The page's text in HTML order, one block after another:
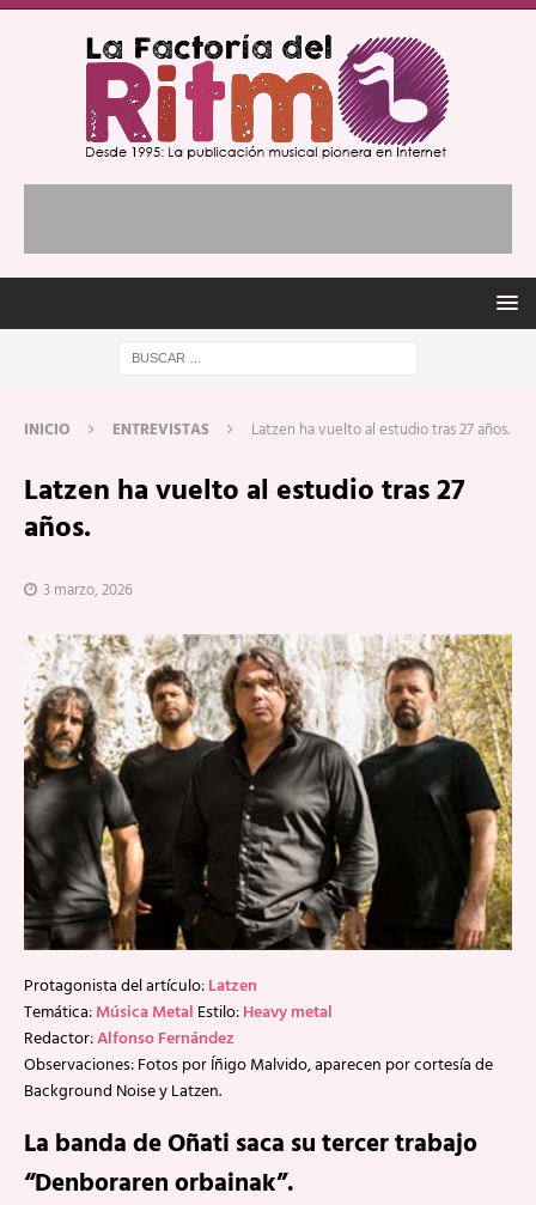
INICIO ENTREVISTAS Latzen ha vuelto al estudio tras 27 años.
Latzen ha vuelto al estudio tras 27
años.
3 marzo, 2026
Protagonista del artículo:Latzen
Temática:Música Metal Estilo:Heavy metal
Redactor:Alfonso Fernández
Observaciones: Fotos por Íñigo Malvido, aparecen por cortesía de
Background Noise y Latzen.
La banda de Oñati saca su tercer trabajo
“Denboraren orbainak”.